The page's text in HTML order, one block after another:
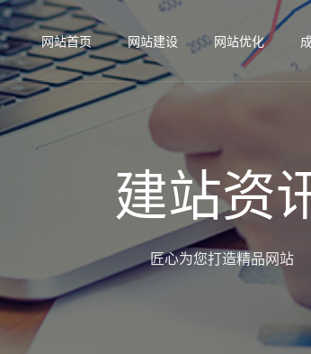
网站首页 网站建设 网站优化
建站资
匠心为您打造精品网站